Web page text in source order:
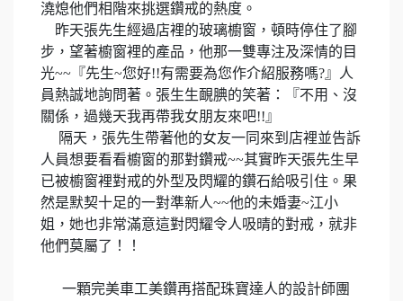
澆熄他們相階來挑選鑽戒的熱度。
昨天張先生經過店裡的玻璃櫥窗，頓時停住了腳
步，望著櫥窗裡的產品，他那一雙專注及深情的目
光~~ 『先生~您好!!有需要為您作介紹服務嗎?』人
員熱誠地詢問著。張生生靦腆的笑著：『不用、沒
關係，過幾天我再帶我女朋友來吧!! 』
隔天，張先生帶著他的女友一同來到店裡並告訴
人員想要看看櫥窗的那對鑽戒~~其實昨天張先生早
已被櫥窗裡對戒的外型及閃耀的鑽石給吸引住。果
然是默契十足的一對準新人~~他的未婚妻~江小
姐，她也非常滿意這對閃耀令人吸晴的對戒，就非
他們莫屬了！！
一顆完美車工美鑽再搭配珠寶達人的設計師團